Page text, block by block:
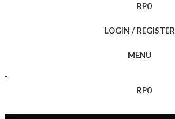
RP0
LOGIN / REGISTER
MENU
RP0